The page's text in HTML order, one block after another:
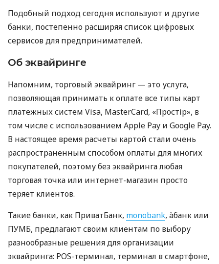
Подобный подход сегодня используют и другие
банки, постепенно расширяя список цифровых
сервисов для предпринимателей.
Об эквайринге
Напомним, торговый эквайринг — это услуга,
позволяющая принимать к оплате все типы карт
платежных систем Visa, MasterCard, «Простір», в
том числе с использованием Apple Pay и Google Pay.
В настоящее время расчеты картой стали очень
распространенным способом оплаты для многих
покупателей, поэтому без эквайринга любая
торговая точка или интернет-магазин просто
теряет клиентов.
Такие банки, как ПриватБанк, monobank, àбанк или
ПУМБ, предлагают своим клиентам по выбору
разнообразные решения для организации
эквайринга: POS-терминал, терминал в смартфоне,